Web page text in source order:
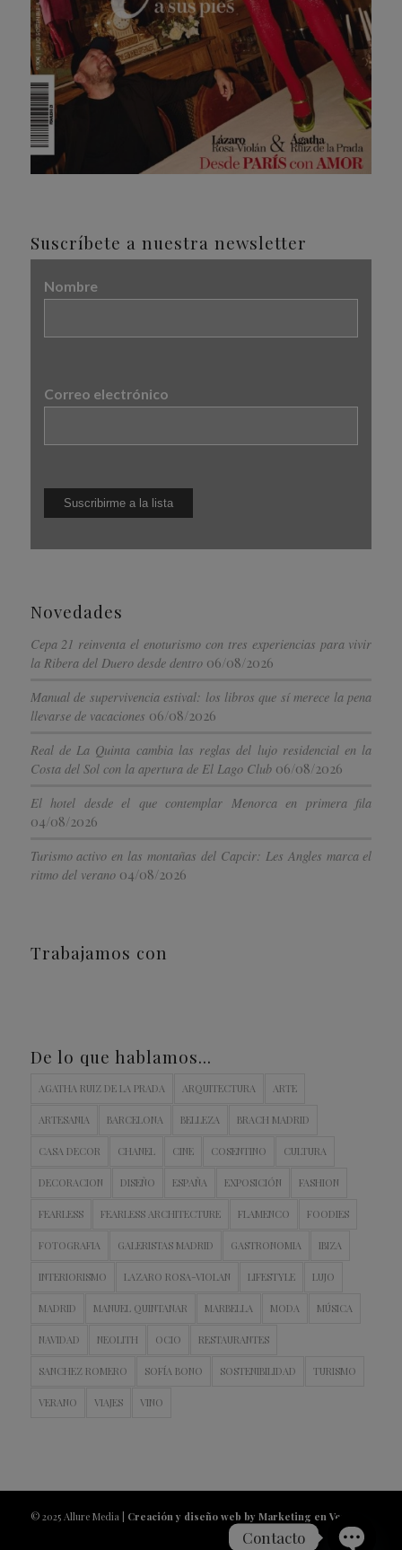
Suscríbete a nuestra newsletter
Nombre
Correo electrónico
Novedades
Cepa 21 reinventa el enoturismo con tres experiencias para vivir
la Ribera del Duero desde dentro 06/08/2026
Manual de supervivencia estival: los libros que sí merece la pena
llevarse de vacaciones 06/08/2026
Real de La Quinta cambia las reglas del lujo residencial en la
Costa del Sol con la apertura de El Lago Club 06/08/2026
El hotel desde el que contemplar Menorca en primera fila
04/08/2026
Turismo activo en las montañas del Capcir: Les Angles marca el
ritmo del verano 04/08/2026
Trabajamos con
De lo que hablamos…
AGATHA RUIZ DE LA PRADA ARQUITECTURA ARTE
ARTESANIA BARCELONA BELLEZA BRACH MADRID
CASA DECOR CHANEL CINE COSENTINO CULTURA
DECORACION DISEÑO ESPAÑA EXPOSICIÓN FASHION
FEARLESS FEARLESS ARCHITECTURE FLAMENCO FOODIES
FOTOGRAFIA GALERISTAS MADRID GASTRONOMIA IBIZA
INTERIORISMO LAZARO ROSA-VIOLAN LIFESTYLE LUJO
MADRID MANUEL QUINTANAR MARBELLA MODA MÚSICA
NAVIDAD NEOLITH OCIO RESTAURANTES
SANCHEZ ROMERO SOFÍA BONO SOSTENIBILIDAD TURISMO
VERANO VIAJES VINO
© 2025 Allure Media | Creación y diseño web by Marketing en Vena
Contacto